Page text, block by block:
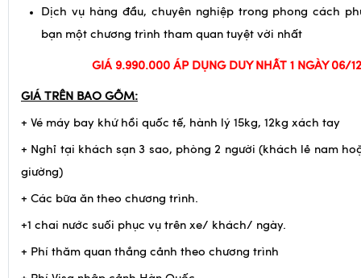
Dịch vụ hàng đầu, chuyên nghiệp trong phong cách
bạn một chương trình tham quan tuyệt vời nhất
GIÁ 9.990.000 ÁP DỤNG DUY NHẤT 1 NGÀY 06/
GIÁ TRÊN BAO GỒM:
+ Vé máy bay khứ hồi quốc tế, hành lý 15kg, 12kg xách tay
+ Nghỉ tại khách sạn 3 sao, phòng 2 người (khách lẻ nam
giường)
+ Các bữa ăn theo chương trình.
+1 chai nước suối phục vụ trên xe/ khách/ ngày.
+ Phí thăm quan thắng cảnh theo chương trình